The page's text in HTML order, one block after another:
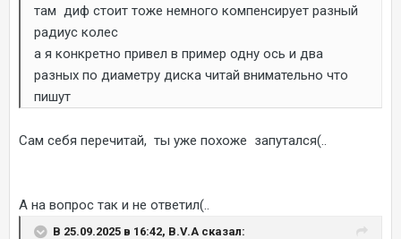
там диф стоит тоже немного компенсирует разный
радиус колес
а я конкретно привел в пример одну ось и два
разных по диаметру диска читай внимательно что
пишут
Сам себя перечитай, ты уже похоже запутался(..
А на вопрос так и не ответил(..
В 25.09.2025 в 16:42, B.V.A сказал: